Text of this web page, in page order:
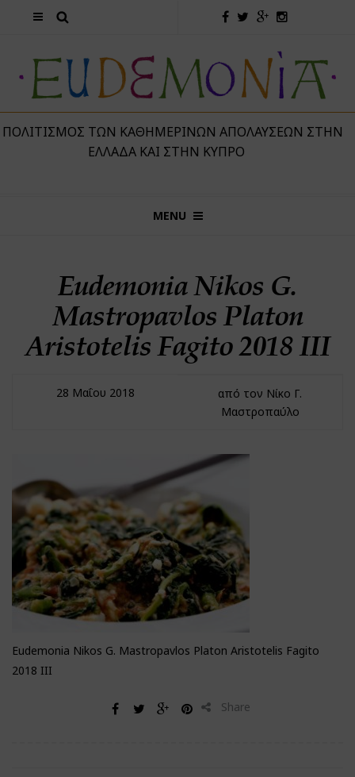
ΤΩΝ ΚΑΘΗΜΕΡΙΝΏΝ ΑΠΟΛΑΎΣΕΩΝ ΣΤΗΝ
ΕΛΛΆΔΑ ΚΑΙ ΣΤΗΝ ΚΎΠΡΟ
MENU
Eudemonia Nikos G.
Mastropavlos Platon
Aristotelis Fagito 2018 III
28 Μαΐου 2018
από τον Νίκο Γ.
Μαστροπαύλο
Eudemonia Nikos G. Mastropavlos Platon Aristotelis Fagito
2018 III
Share